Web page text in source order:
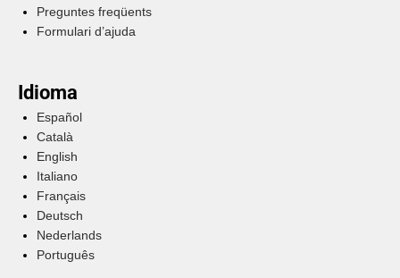
Preguntes freqüents
Formulari d’ajuda
Idioma
Español
Català
English
Italiano
Français
Deutsch
Nederlands
Português